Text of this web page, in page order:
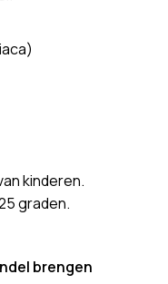
kinderen.
graden.
brengen